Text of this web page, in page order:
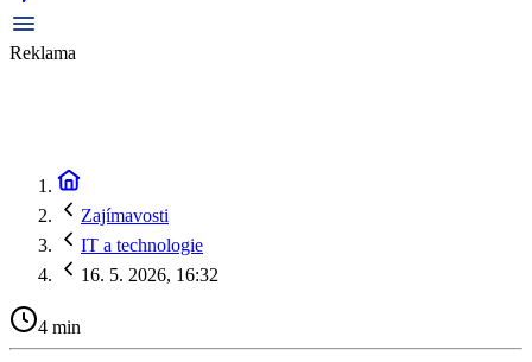
Reklama
Zajímavosti
IT a technologie
16. 5. 2026, 16:32
4 min